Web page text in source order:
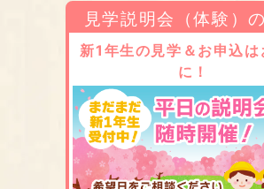
見学説明会（体験）
新1年生の見学＆お申込は
に！